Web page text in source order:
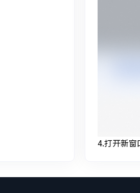
4.打开新窗